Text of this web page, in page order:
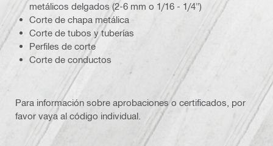
metálicos delgados (2-6 mm o 1/16 - 1/4")
Corte de chapa metálica
Corte de tubos y tuberías
Perfiles de corte
Corte de conductos
Para información sobre aprobaciones o certificados, por
favor vaya al código individual.